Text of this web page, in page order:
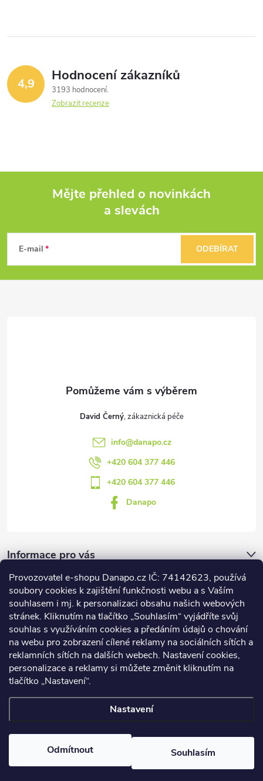
Provozovatel e-shopu Danapo.cz IČ: 74142623, používá
soubory cookies k zajištění funkčnosti webu a s Vaším
souhlasem i mj. k personalizaci obsahu našich webových
stránek. Kliknutím na tlačítko „Souhlasím“ vyjádříte svůj
souhlas s využíváním cookies a předáním údajů o chování
na webu pro zobrazení cílené reklamy na sociálních sítích a
reklamních sítích na dalších webech. Nastavení cookies,
personalizace a reklamy si můžete změnit kliknutím na
tlačítko „Nastavení“.
Nastavení
Odmítnout Souhlasím
4,9 Hodnocení zákazníků
3193 hodnocení
Zobrazit recenze
p
Mějte přehled o novinkách
a slevách
E-mail ODEBÍRAT
David Černý
info@danapo.cz
+420 604 377 446
+420 604 377 446
Danapo
Informace pro vás
Dotazník
Co upřednosťnujete?
Počet hlasů:437
Facebook
Upravit nastavení cookies